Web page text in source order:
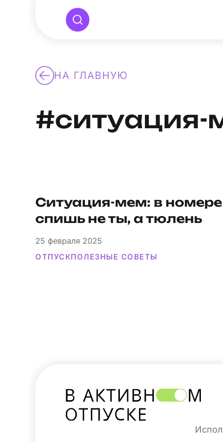
НА ГЛАВНУЮ
#ситуация-
Ситуация-мем: в номере
спишь не ты, а тюлень
25 февраля 2025
ОТПУСКПОЛЕЗНЫЕ СОВЕТЫ